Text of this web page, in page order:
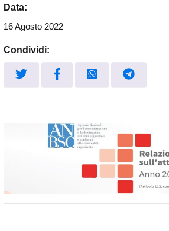
Data:
16 Agosto 2022
Condividi: